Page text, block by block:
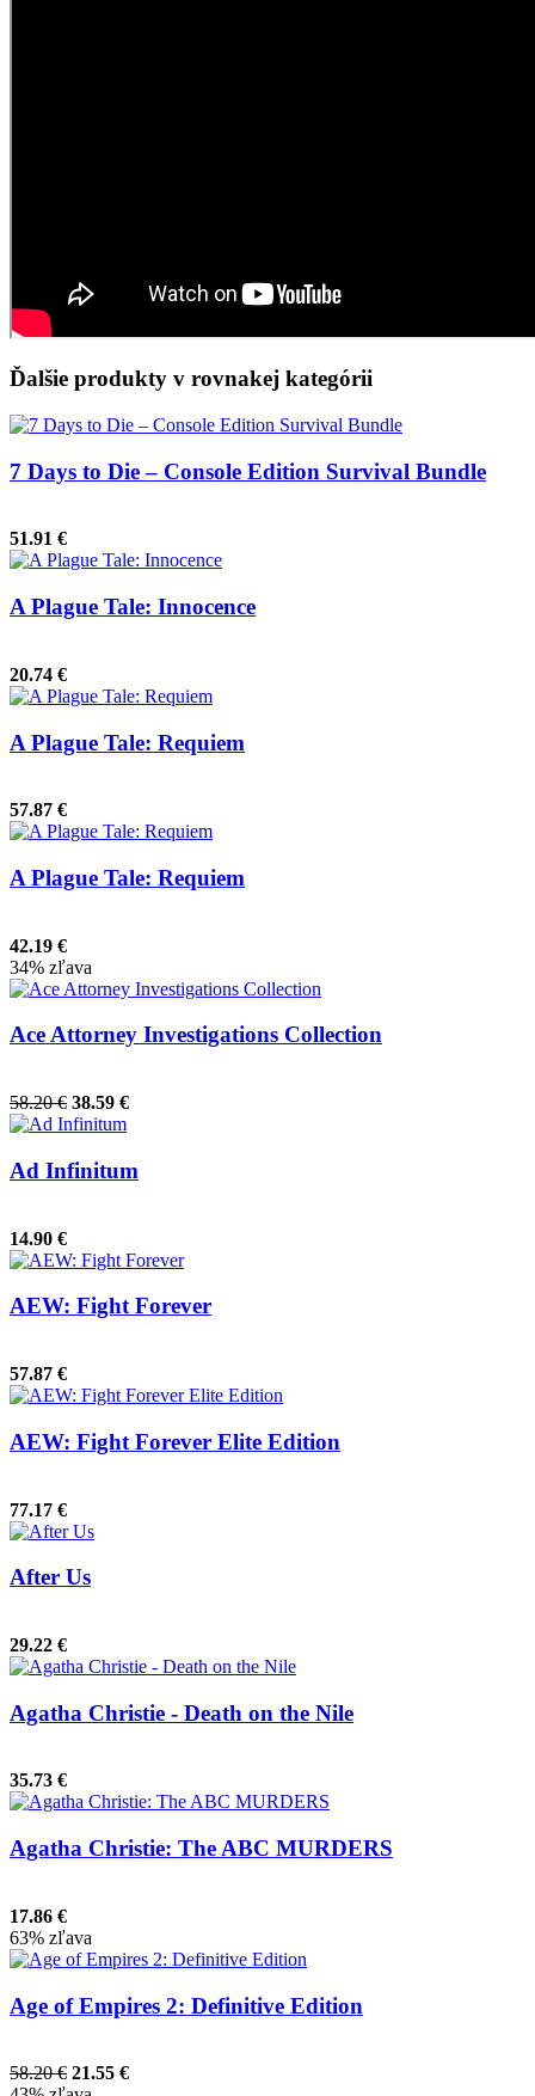
Ďalšie produkty v rovnakej kategórii
7 Days to Die – Console Edition Survival Bundle
51.91 €
A Plague Tale: Innocence
20.74 €
A Plague Tale: Requiem
57.87 €
A Plague Tale: Requiem
42.19 €
34% zľava
Ace Attorney Investigations Collection
58.20 € 38.59 €
Ad Infinitum
14.90 €
AEW: Fight Forever
57.87 €
AEW: Fight Forever Elite Edition
77.17 €
After Us
29.22 €
Agatha Christie - Death on the Nile
35.73 €
Agatha Christie: The ABC MURDERS
17.86 €
63% zľava
Age of Empires 2: Definitive Edition
58.20 € 21.55 €